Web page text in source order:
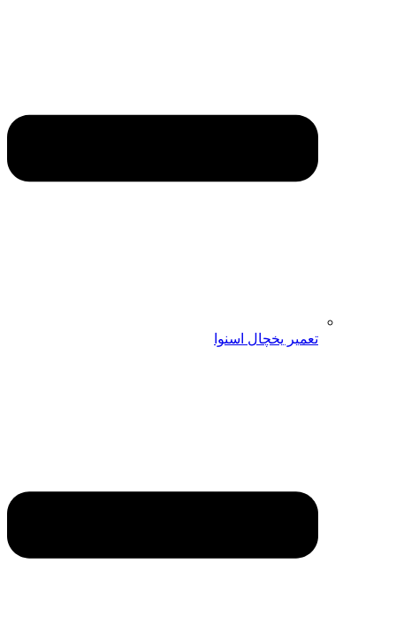
تعمیر یخچال اسنوا